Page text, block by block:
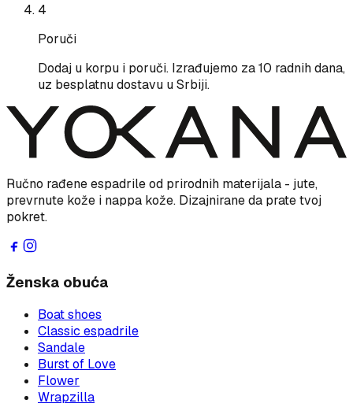
4
Poruči
Dodaj u korpu i poruči. Izrađujemo za 10 radnih dana,
uz besplatnu dostavu u Srbiji.
Ručno rađene espadrile od prirodnih materijala - jute,
prevrnute kože i nappa kože. Dizajnirane da prate tvoj
pokret.
Ženska obuća
Boat shoes
Classic espadrile
Sandale
Burst of Love
Flower
Wrapzilla